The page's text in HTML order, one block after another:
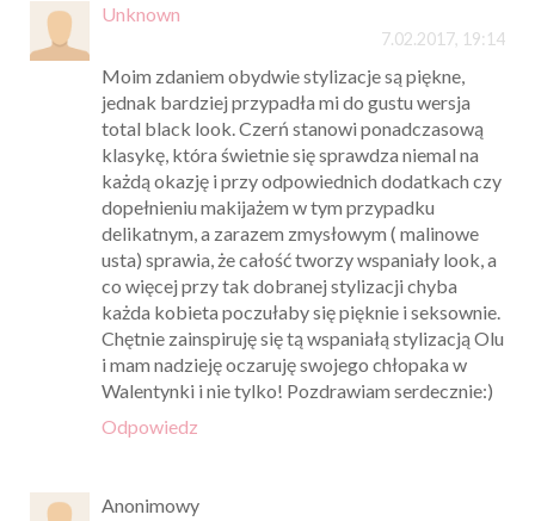
Unknown
7.02.2017, 19:14
Moim zdaniem obydwie stylizacje są piękne,
jednak bardziej przypadła mi do gustu wersja
total black look. Czerń stanowi ponadczasową
klasykę, która świetnie się sprawdza niemal na
każdą okazję i przy odpowiednich dodatkach czy
dopełnieniu makijażem w tym przypadku
delikatnym, a zarazem zmysłowym ( malinowe
usta) sprawia, że całość tworzy wspaniały look, a
co więcej przy tak dobranej stylizacji chyba
każda kobieta poczułaby się pięknie i seksownie.
Chętnie zainspiruję się tą wspaniałą stylizacją Olu
i mam nadzieję oczaruję swojego chłopaka w
Walentynki i nie tylko! Pozdrawiam serdecznie:)
Odpowiedz
Anonimowy